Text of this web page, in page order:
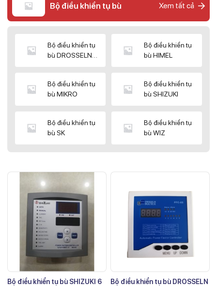
Bộ điều khiển tụ bù Xem tất cả
Bộ điều khiển tụ
bù DROSSELN
Bộ điều khiển tụ
bù HIMEL
Bộ điều khiển tụ
bù MIKRO
Bộ điều khiển tụ
bù SHIZUKI
Bộ điều khiển tụ
bù SK
Bộ điều khiển tụ
bù WIZ
Bộ điều khiển tụ bù SHIZUKI 6
Bộ điều khiển tụ bù DROSSELN